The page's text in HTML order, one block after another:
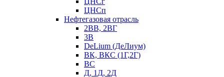
ЦНСп
Нефтегазовая отрасль
2ВВ, 2ВГ
3В
DeLium (ДеЛиум)
ВК, ВКС (1Г,2Г)
ВС
Д, 1Д, 2Д